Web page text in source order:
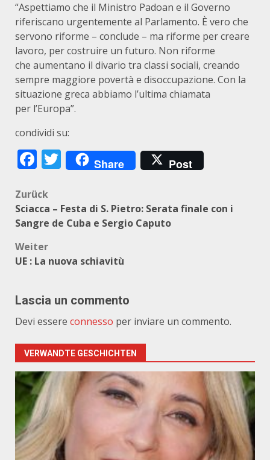
“Aspettiamo che il Ministro Padoan e il Governo
riferiscano urgentemente al Parlamento. È vero che
servono riforme – conclude – ma riforme per creare
lavoro, per costruire un futuro. Non riforme
che aumentano il divario tra classi sociali, creando
sempre maggiore povertà e disoccupazione. Con la
situazione greca abbiamo l’ultima chiamata
per l’Europa”.
condividi su:
Facebook
Twitter
Share Post
Beitragsnavigation
Zurück
Sciacca – Festa di S. Pietro: Serata finale con i
Sangre de Cuba e Sergio Caputo
Weiter
UE : La nuova schiavitù
Lascia un commento
Devi essere connesso per inviare un commento.
VERWANDTE GESCHICHTEN